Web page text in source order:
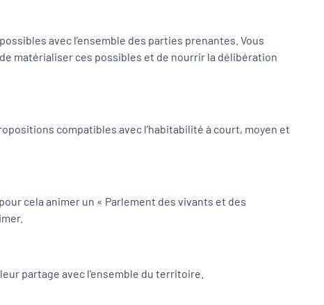
avec l’ensemble des parties prenantes. Vous
matérialiser ces possibles et de nourrir la délibération
compatibles avec l’habitabilité à court, moyen et
cela animer un « Parlement des vivants et des
partage avec l'ensemble du territoire.